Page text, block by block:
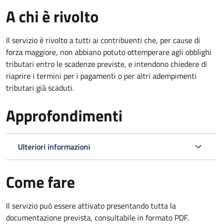
A chi è rivolto
Il servizio è rivolto a tutti ai contribuenti che, per cause di
forza maggiore, non abbiano potuto ottemperare agli obblighi
tributari entro le scadenze previste, e intendono chiedere di
riaprire i termini per i pagamenti o per altri adempimenti
tributari già scaduti.
Approfondimenti
Ulteriori informazioni
Come fare
Il servizio può essere attivato presentando tutta la
documentazione prevista, consultabile in formato PDF.